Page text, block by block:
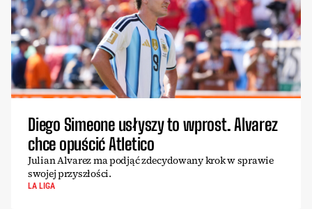
Diego Simeone usłyszy to wprost. Alvarez
chce opuścić Atletico
Julian Alvarez ma podjąć zdecydowany krok w sprawie
swojej przyszłości.
LA LIGA